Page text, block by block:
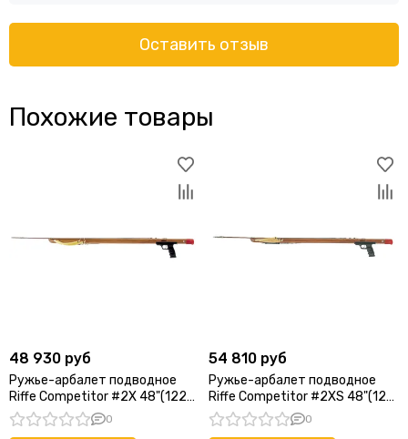
Оставить отзыв
Похожие товары
48 930 руб
Ружье-арбалет подводное
Riffe Competitor #2X 48"(122
см), 2 кольцевые тяги, гарпун
50"(127 см), дерево тиковое
0
54 810 руб
Ружье-арбалет подводное
Riffe Competitor #2XS 48"(122
см), 3 кольцевые тяги, гарпун
48"(122 см), дерево тиковое
0